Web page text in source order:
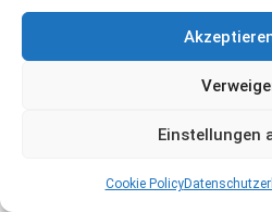
Einstellungen
Cookie Policy